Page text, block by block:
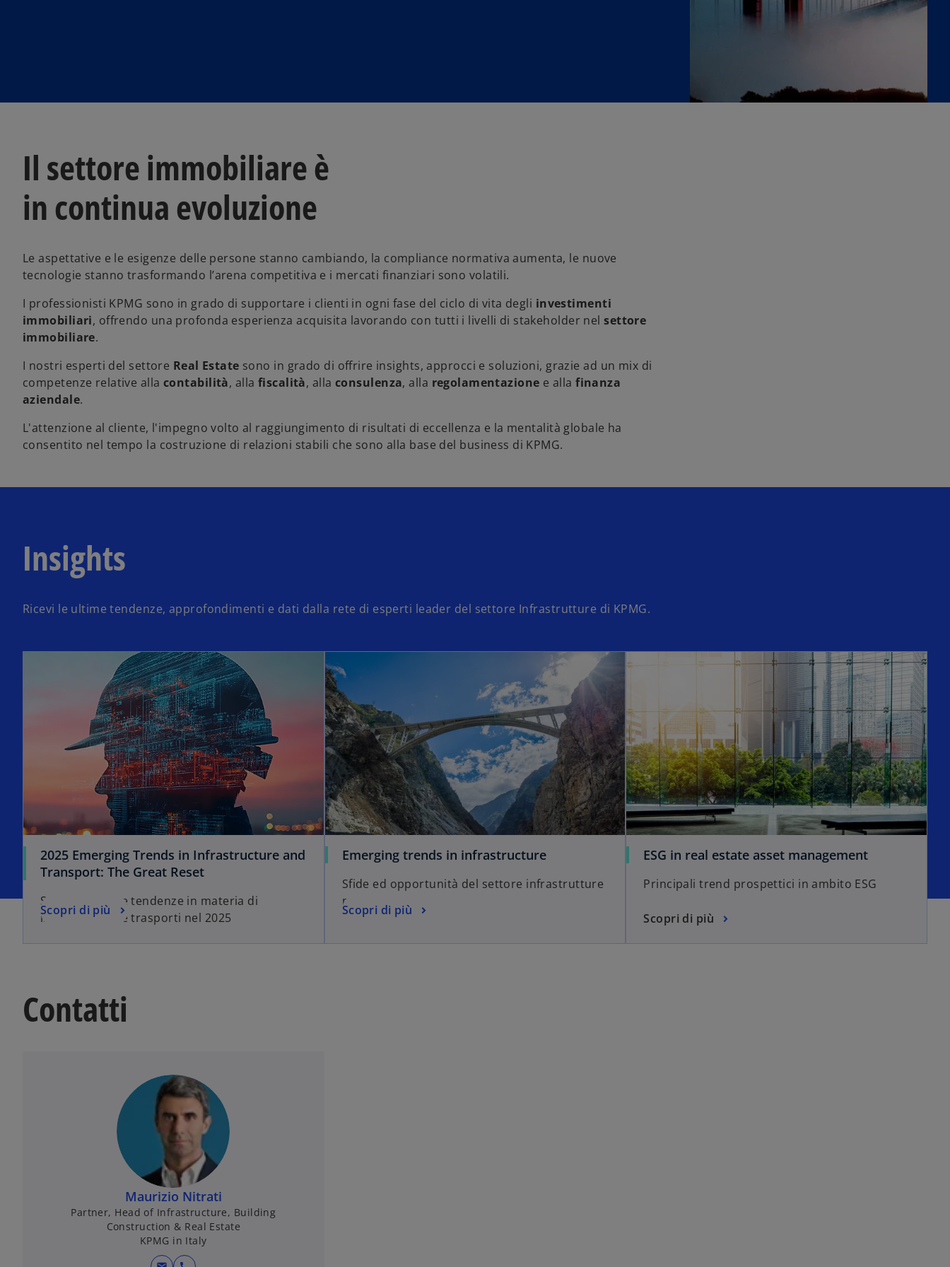
Il settore immobiliare è
in continua evoluzione
Le aspettative e le esigenze delle persone stanno cambiando, la compliance normativa aumenta, le nuove
tecnologie stanno trasformando l’arena competitiva e i mercati finanziari sono volatili.
I professionisti KPMG sono in grado di supportare i clienti in ogni fase del ciclo di vita degli investimenti
immobiliari, offrendo una profonda esperienza acquisita lavorando con tutti i livelli di stakeholder nel settore
immobiliare.
I nostri esperti del settore Real Estate sono in grado di offrire insights, approcci e soluzioni, grazie ad un mix di
competenze relative allacontabilità, alla fiscalità, alla consulenza, alla regolamentazione e allafinanza
aziendale.
L'attenzione al cliente, l'impegno volto al raggiungimento di risultati di eccellenza e la mentalità globale ha
consentito nel tempo la costruzione di relazioni stabili che sono alla base del business di KPMG.
Insights
Ricevi le ultime tendenze, approfondimenti e dati dalla rete di esperti leader del settore Infrastrutture di KPMG.
2025 Emerging Trends in Infrastructure and
Transport: The Great Reset
Scopri le ultime tendenze in materia di
infrastrutture e trasporti nel 2025
Scopri di più
Emerging trends in infrastructure
Sfide ed opportunità del settore infrastrutture
nel 2023
Scopri di più
ESG in real estate asset management
Principali trend prospettici in ambito ESG
Scopri di più
Contatti
Maurizio Nitrati
Partner, Head of Infrastructure, Building
Construction & Real Estate
KPMG in Italy